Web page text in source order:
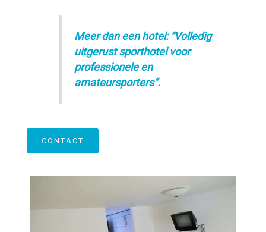
Meer dan een hotel: “Volledig
uitgerust sporthotel voor
professionele en
amateursporters”.
CONTACT